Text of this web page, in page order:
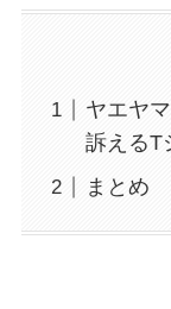
ヤエヤ
訴えるT
まとめ